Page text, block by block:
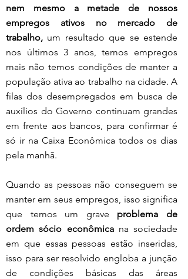
nem mesmo a metade de nossos
empregos ativos no mercado de
trabalho, um resultado que se estende
nos últimos 3 anos, temos empregos
mais não temos condições de manter a
população ativa ao trabalho na cidade. A
filas dos desempregados em busca de
auxílios do Governo continuam grandes
em frente aos bancos, para confirmar é
só ir na Caixa Econômica todos os dias
pela manhã.
Quando as pessoas não conseguem se
manter em seus empregos, isso significa
que temos um grave problema de
ordem sócio econômica na sociedade
em que essas pessoas estão inseridas,
isso para ser resolvido engloba a junção
de condições básicas das áreas